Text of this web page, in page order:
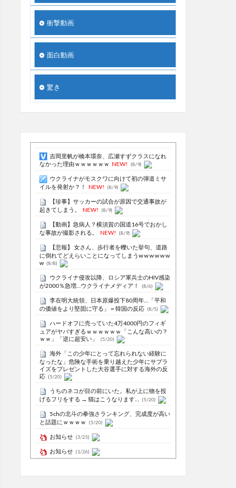
衝撃動画
面白動画
驚き
吉岡里帆が橋本環奈、広瀬すずクラスになれ
なかった理由ｗｗｗｗｗｗ NEW! (8/9)
ウクライナがモスクワに向けて初の弾道ミサ
イルを発射か？！
NEW! (8/9)
【珍事】サッカーの試合が原因で交通事故が
起きてしまう。
NEW! (8/9)
【動画】急病人？横須賀の国道16号でおかし
な事故が撮影される。
NEW! (8/9)
【悲報】 女さん、歩行者を轢いた挙句、道路
に倒れてどえらいことになってしまうw w w w w w
w (8/8)
ウクライナ侵攻以降、ロシア軍兵士のHIV感染
が2000％急増…ウクライナメディア！
(8/6)
李在明大統領、日本原爆投下80周年…「平和
の価値をより堅固に守る」＝韓国の反応 (8/5)
ハードオフに売っていた4万4000円のフィギ
ュアがヤバすぎるｗｗｗｗｗｗ「こんな高いの？
ｗｗ」「逆に超安い」
(5/20)
海外「この少年にとって忘れられない経験に
なったな」危険な手術を乗り越えた少年にサプラ
イズをプレゼントした大谷選手に対する海外の反
応 (5/20)
うちのネコが目の前にいた。私が上に物を投
げるフリをする → 猫はこうなります…
(5/20)
5chの北斗の拳強さランキング、完成度が高い
と話題にｗｗｗｗ
(5/20)
お知らせ (3/25)
お知らせ (1/26)